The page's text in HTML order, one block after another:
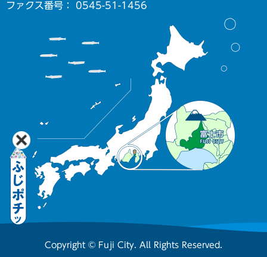
ファクス番号： 0545-51-1456
Copyright © Fuji City. All Rights Reserved.